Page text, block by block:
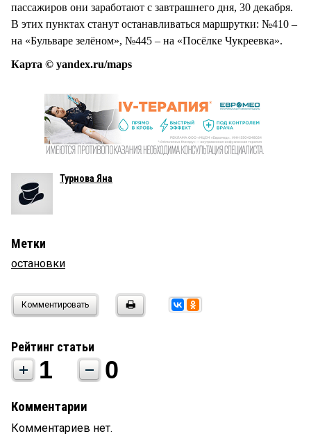
пассажиров они заработают с завтрашнего дня, 30 декабря.
В этих пунктах станут останавливаться маршрутки: №410 –
на «Бульваре зелёном», №445 – на «Посёлке Чукреевка».
Карта © yandex.ru/maps
Турнова Яна
Метки
остановки
Комментировать
Рейтинг статьи
1 0
Комментарии
Комментариев нет.